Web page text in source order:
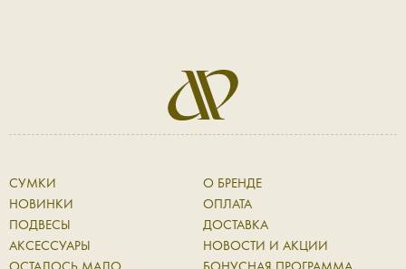
СУМКИ
НОВИНКИ
ПОДВЕСЫ
АКСЕССУАРЫ
О БРЕНДЕ
ОПЛАТА
ДОСТАВКА
НОВОСТИ И АКЦИИ